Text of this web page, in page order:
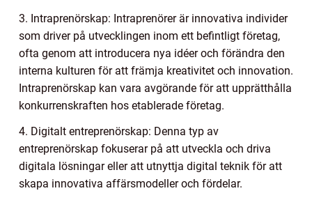
3. Intraprenörskap: Intraprenörer är innovativa individer
som driver på utvecklingen inom ett befintligt företag,
ofta genom att introducera nya idéer och förändra den
interna kulturen för att främja kreativitet och innovation.
Intraprenörskap kan vara avgörande för att upprätthålla
konkurrenskraften hos etablerade företag.
4. Digitalt entreprenörskap: Denna typ av
entreprenörskap fokuserar på att utveckla och driva
digitala lösningar eller att utnyttja digital teknik för att
skapa innovativa affärsmodeller och fördelar.